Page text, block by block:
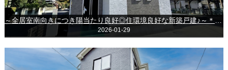
2026-01-29